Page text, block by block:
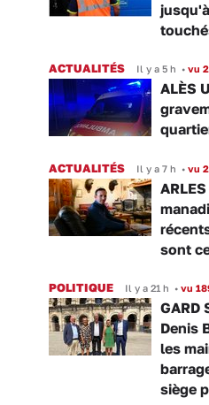
ACTUALITÉS Il y a 5 h • vu
ALÈS
ACTUALITÉS Il y a 7 h • vu
sont
POLITIQUE Il y a 21 h • vu
GARD
Denis
les
siège